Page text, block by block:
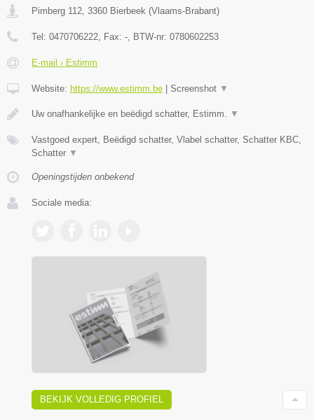
Pimberg 112 3360 Bierbeek (Vlaams-Brabant)
Tel: 0470706222 , Fax: - , BTW-nr: 0780602253
E-mail › Estimm
Website: https://www.estimm.be Screenshot ▼
Uw onafhankelijke en beëdigd schatter, Estimm. ▼
Vastgoed expert, Beëdigd schatter, Vlabel schatter, Schatter KBC,
Schatter ▼
Openingstijden onbekend
Sociale media:
BEKIJK VOLLEDIG PROFIEL